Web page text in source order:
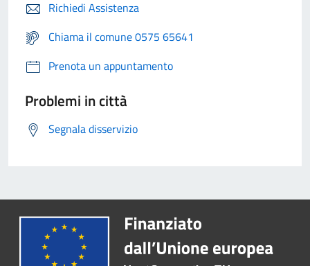
Richiedi Assistenza
Chiama il comune 0575 65641
Prenota un appuntamento
Problemi in città
Segnala disservizio